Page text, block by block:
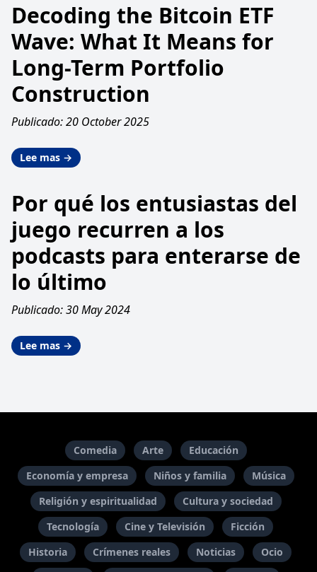
Decoding the Bitcoin ETF
Wave: What It Means for
Long-Term Portfolio
Construction
Publicado: 20 October 2025
Lee mas →
Por qué los entusiastas del
juego recurren a los
podcasts para enterarse de
lo último
Publicado: 30 May 2024
Lee mas →
Comedia Arte
Educación
Economía y empresa
Niños y familia
Música
Religión y espiritualidad
Cultura y sociedad
Tecnología
Cine y Televisión
Ficción
Historia
Crímenes reales Noticias
Ocio